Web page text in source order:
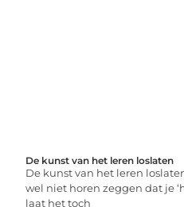
De kunst van het leren loslaten
De kunst van het leren
wel niet horen zeggen dat je
laat het toch